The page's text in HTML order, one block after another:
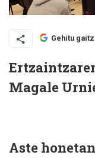
Gehitu
Magale
Aste